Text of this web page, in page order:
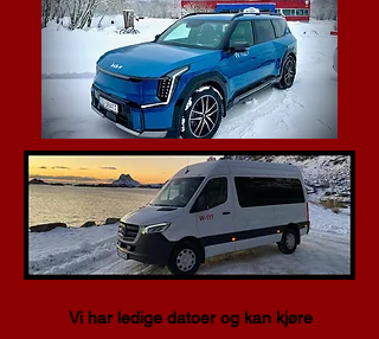
Vi har ledige datoer og kan kjøre